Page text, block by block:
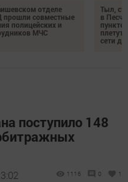
отделе
совместные
полицейских и
МЧС
Тыл,
в
пункте
плетут
сети
поступило 148
1116 0 1